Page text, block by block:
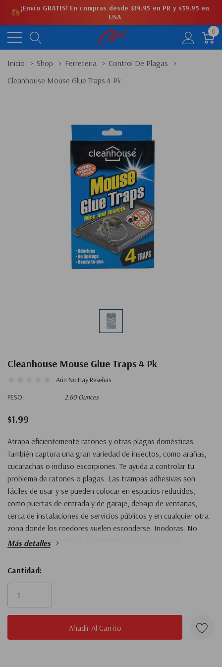
¡Envío GRATIS! En compras desde $19.95 en PR y $39.95 en
USA
0
Inicio Shop Ferreteria
Control De Plagas
Cleanhouse Mouse Glue Traps 4 Pk
Cleanhouse Mouse Glue Traps 4 Pk
Aún No Hay Reseñas
PESO:
2.60 Ounces
$1.99
Atrapa eficientemente ratones y otras plagas domésticas.
También captura una gran variedad de insectos, como arañas,
cucarachas o incluso escorpiones. Te ayuda a controlar tu
problema de ratones o plagas. Las trampas adhesivas son
fáciles de usar y se pueden colocar en espacios reducidos,
como puertas de entrada y de garaje, debajo de ventanas,
cerca de instalaciones de servicios públicos y en cualquier otra
zona donde los roedores suelen esconderse. Inodoras. No
tóxicas. No venenosas. Sin resortes. Listas para usar.
Más detalles
actual:
Cantidad: